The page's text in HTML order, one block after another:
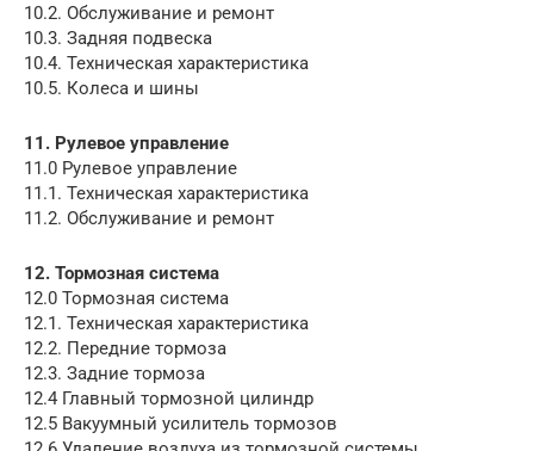
10.2. Обслуживание и ремонт
10.3. Задняя подвеска
10.4. Техническая характеристика
10.5. Колеса и шины
11. Рулевое управление
11.0 Рулевое управление
11.1. Техническая характеристика
11.2. Обслуживание и ремонт
12. Тормозная система
12.0 Тормозная система
12.1. Техническая характеристика
12.2. Передние тормоза
12.3. Задние тормоза
12.4 Главный тормозной цилиндр
12.5 Вакуумный усилитель тормозов